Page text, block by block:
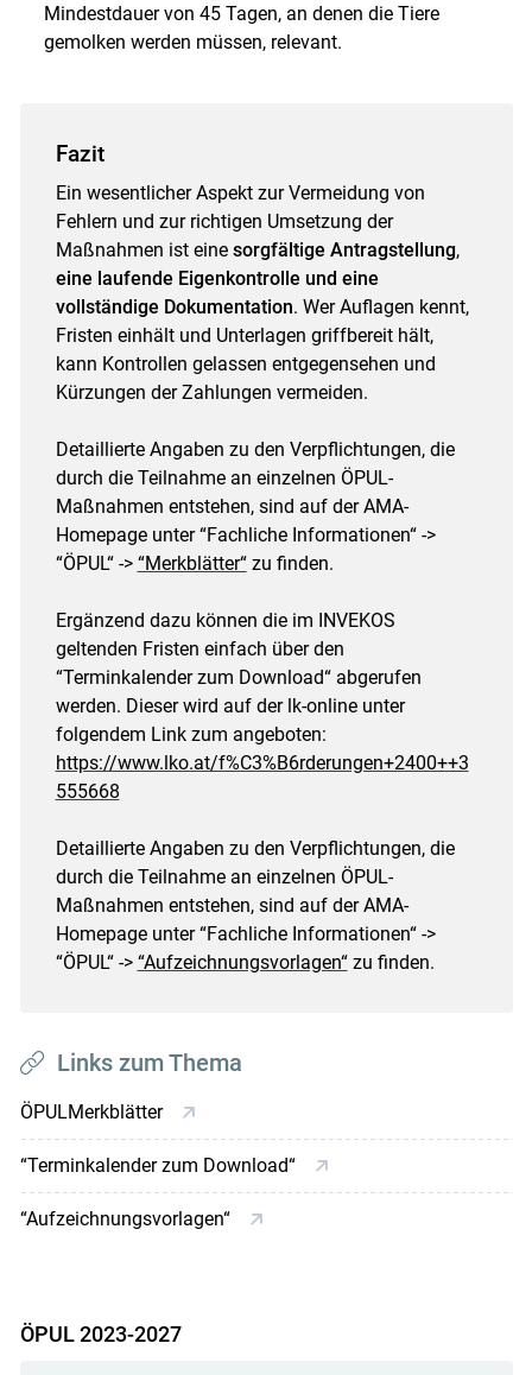
Mindestdauer von 45 Tagen, an denen die Tiere
gemolken werden müssen, relevant.
Fazit
Ein wesentlicher Aspekt zur Vermeidung von
Fehlern und zur richtigen Umsetzung der
Maßnahmen ist eine sorgfältige Antragstellung,
eine laufende Eigenkontrolle und eine
vollständige Dokumentation. Wer Auflagen kennt,
Fristen einhält und Unterlagen griffbereit hält,
kann Kontrollen gelassen entgegensehen und
Kürzungen der Zahlungen vermeiden.
Detaillierte Angaben zu den Verpflichtungen, die
durch die Teilnahme an einzelnen ÖPUL-
Maßnahmen entstehen, sind auf der AMA-
Homepage unter “Fachliche Informationen“ ->
“ÖPUL“ -> “Merkblätter“zu finden.
Ergänzend dazu können die im INVEKOS
geltenden Fristen einfach über den
“Terminkalender zum Download“ abgerufen
werden. Dieser wird auf der lk-online unter
folgendem Link zum angeboten:
https://www.lko.at/f%C3%B6rderungen+2400++3
555668
Detaillierte Angaben zu den Verpflichtungen, die
durch die Teilnahme an einzelnen ÖPUL-
Maßnahmen entstehen, sind auf der AMA-
Homepage unter “Fachliche Informationen“ ->
“ÖPUL“ -> “Aufzeichnungsvorlagen“zu finden.
Links zum Thema
ÖPULMerkblätter
“Terminkalender zum Download“
“Aufzeichnungsvorlagen“
ÖPUL 2023-2027